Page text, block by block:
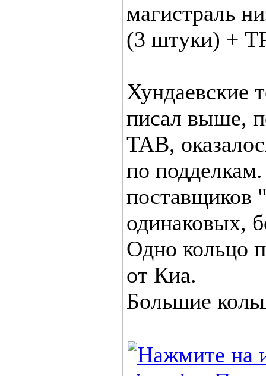
магистраль
(3 штуки) +
Хундаевские
писал выше,
TAB,
по
поставщиков
одинаковых,
Одно кольцо
от Киа.
Большие